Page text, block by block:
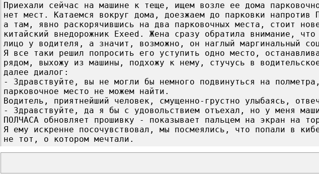
Приехали сейчас на машине к теще, ищем возле ее дома
нет мест. Катаемся вокруг дома, доезжаем до парковки напротив
а там, явно раскорячившись на два парковочных места, стоит
китайский внедорожник Exeed. Жена сразу обратила внимание,
лицо у водителя, а значит, возможно, он наглый маргинальный
Я все таки решил попросить его уступить одно место,
рядом, выхожу из машины, подхожу к нему, стучусь в
далее диалог:
- Здравствуйте, вы не могли бы немного подвинуться на
парковочное место не можем найти.
Водитель, приятнейший человек, смущенно-грустно улыбаясь,
- Здравствуйте, да я бы с удовольствием отъехал, но у меня
ПОЛЧАСА обновляет прошивку - показывает пальцем на экран на
Я ему искренне посочувствовал, мы посмеялись, что попали в
не тот, о котором мечтали.